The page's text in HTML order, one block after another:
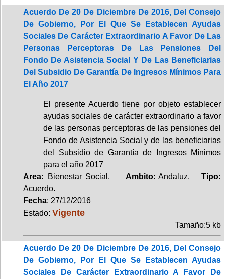
Acuerdo De 20 De Diciembre De 2016, Del Consejo
De Gobierno, Por El Que Se Establecen Ayudas
Sociales De Carácter Extraordinario A Favor De Las
Personas Perceptoras De Las Pensiones Del
Fondo De Asistencia Social Y De Las Beneficiarias
Del Subsidio De Garantía De Ingresos Mínimos Para
El Año 2017
El presente Acuerdo tiene por objeto establecer
ayudas sociales de carácter extraordinario a favor
de las personas perceptoras de las pensiones del
Fondo de Asistencia Social y de las beneficiarias
del Subsidio de Garantía de Ingresos Mínimos
para el año 2017
Area: Bienestar Social. Ambito: Andaluz.Tipo:
Acuerdo.
Fecha: 27/12/2016
Estado: Vigente
Tamaño:5 kb
Acuerdo De 20 De Diciembre De 2016, Del Consejo
De Gobierno, Por El Que Se Establecen Ayudas
Sociales De Carácter Extraordinario A Favor De